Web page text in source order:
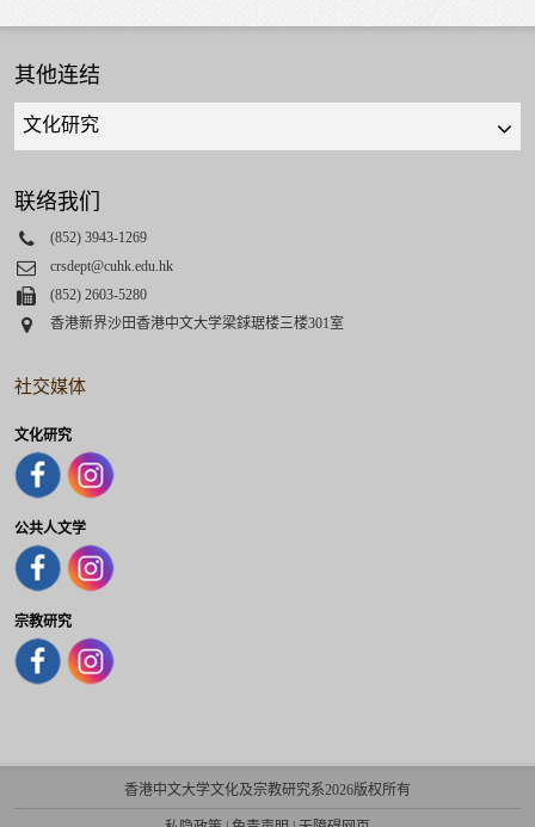
其他连结
Quick
links
select
联络我们
Phone
(852) 3943-1269
Email
crsdept@cuhk.edu.hk
Fax(852) 2603-5280
Address
香港新界沙田香港中文大学梁銶琚楼三楼301室
社交媒体
文化研究
公共人文学
宗教研究
香港中文大学文化及宗教研究系2026版权所有